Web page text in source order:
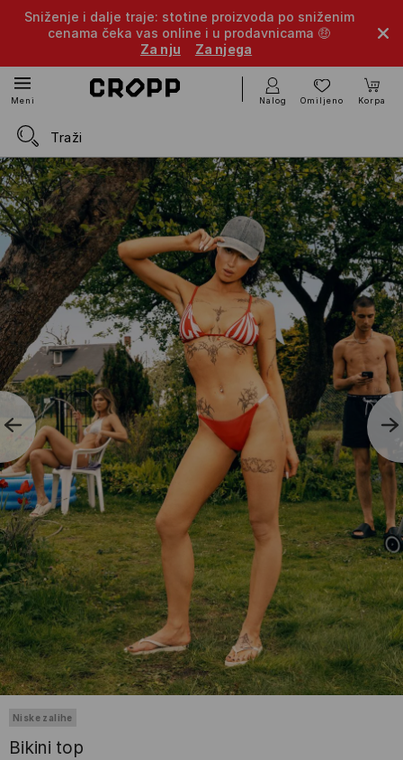
Sniženje i dalje traje: stotine proizvoda po sniženim
cenama čeka vas online i u prodavnicama 🤑
Za nju
Za njega
Meni Nalog Omiljeno Korpa
Niske zalihe
Bikini top